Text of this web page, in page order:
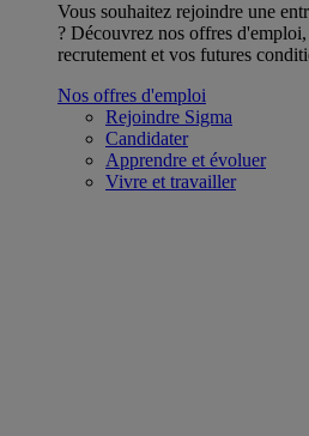
Vous souhaitez rejoindre une
? Découvrez nos offres
recrutement et vos futures
Nos offres d'emploi
Rejoindre Sigma
Candidater
Apprendre et évoluer
Vivre et travailler